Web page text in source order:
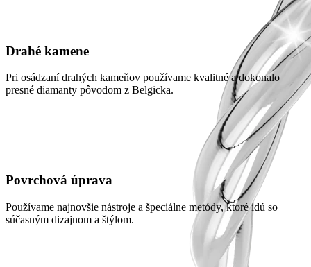
Drahé kamene
Pri osádzaní drahých kameňov používame kvalitné a dokonalo
presné diamanty pôvodom z Belgicka.
Povrchová úprava
Používame najnovšie nástroje a špeciálne metódy, ktoré idú so
súčasným dizajnom a štýlom.